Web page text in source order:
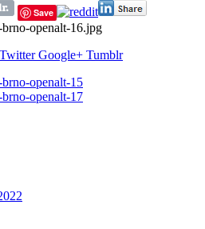
Save
Twitter Google+ Tumblr